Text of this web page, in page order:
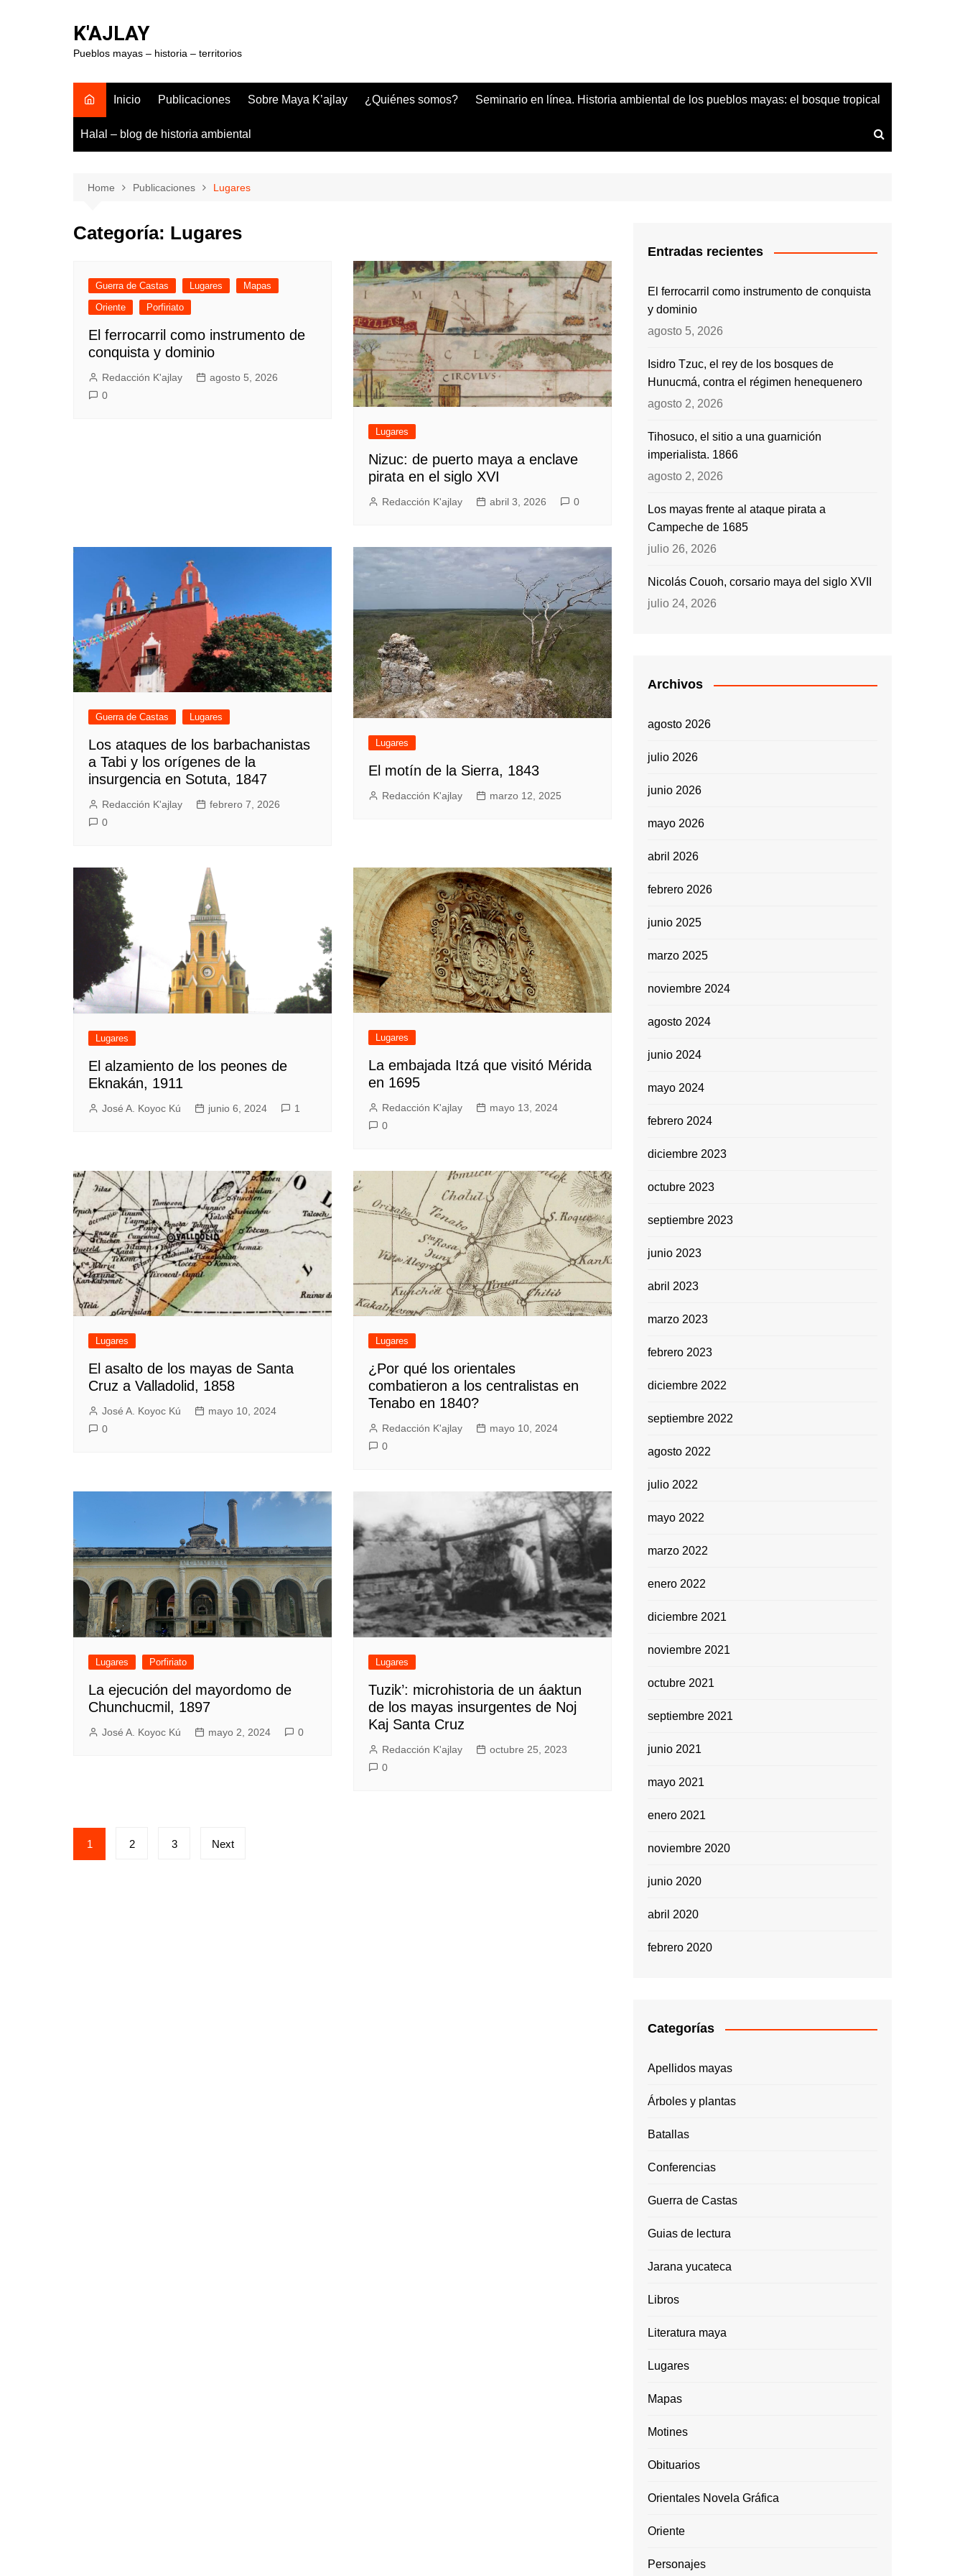
K'AJLAY
Pueblos mayas – historia – territorios
Inicio Publicaciones Sobre Maya K’ajlay ¿Quiénes somos? Seminario en línea. Historia ambiental de los pueblos mayas: el bosque tropical
Halal – blog de historia ambiental
Home Publicaciones Lugares
Categoría: Lugares
Guerra de Castas Lugares
Mapas
Oriente
Porfiriato
El ferrocarril como instrumento de
conquista y dominio
Redacción K'ajlay
agosto 5, 2026
0
Lugares
Nizuc: de puerto maya a enclave
pirata en el siglo XVI
Redacción K'ajlay abril 3, 2026 0
Guerra de Castas Lugares
Los ataques de los barbachanistas
a Tabi y los orígenes de la
insurgencia en Sotuta, 1847
Redacción K'ajlay
febrero 7, 2026
0
Lugares
El motín de la Sierra, 1843
Redacción K'ajlay marzo 12, 2025
Lugares
El alzamiento de los peones de
Eknakán, 1911
José A. Koyoc Kú junio 6, 2024 1
Lugares
La embajada Itzá que visitó Mérida
en 1695
Redacción K'ajlay
mayo 13, 2024
0
Lugares
El asalto de los mayas de Santa
Cruz a Valladolid, 1858
José A. Koyoc Kú
mayo 10, 2024
0
Lugares
¿Por qué los orientales
combatieron a los centralistas en
Tenabo en 1840?
Redacción K'ajlay
mayo 10, 2024
0
Lugares Porfiriato
La ejecución del mayordomo de
Chunchucmil, 1897
José A. Koyoc Kú mayo 2, 2024 0
Lugares
Tuzik’: microhistoria de un áaktun
de los mayas insurgentes de Noj
Kaj Santa Cruz
Redacción K'ajlay
octubre 25, 2023
0
Paginación
de
1 2 3 Next
Entradas recientes
El ferrocarril como instrumento de conquista
y dominio
agosto 5, 2026
Isidro Tzuc, el rey de los bosques de
Hunucmá, contra el régimen henequenero
agosto 2, 2026
Tihosuco, el sitio a una guarnición
imperialista. 1866
agosto 2, 2026
Los mayas frente al ataque pirata a
Campeche de 1685
julio 26, 2026
Nicolás Couoh, corsario maya del siglo XVII
julio 24, 2026
Archivos
agosto 2026
julio 2026
junio 2026
mayo 2026
abril 2026
febrero 2026
junio 2025
marzo 2025
noviembre 2024
agosto 2024
junio 2024
mayo 2024
febrero 2024
diciembre 2023
octubre 2023
septiembre 2023
junio 2023
abril 2023
marzo 2023
febrero 2023
diciembre 2022
septiembre 2022
agosto 2022
julio 2022
mayo 2022
marzo 2022
enero 2022
diciembre 2021
noviembre 2021
octubre 2021
septiembre 2021
junio 2021
mayo 2021
enero 2021
noviembre 2020
junio 2020
abril 2020
febrero 2020
Categorías
Apellidos mayas
Árboles y plantas
Batallas
Conferencias
Guerra de Castas
Guias de lectura
Jarana yucateca
Libros
Literatura maya
Lugares
Mapas
Motines
Obituarios
Orientales Novela Gráfica
Oriente
Personajes